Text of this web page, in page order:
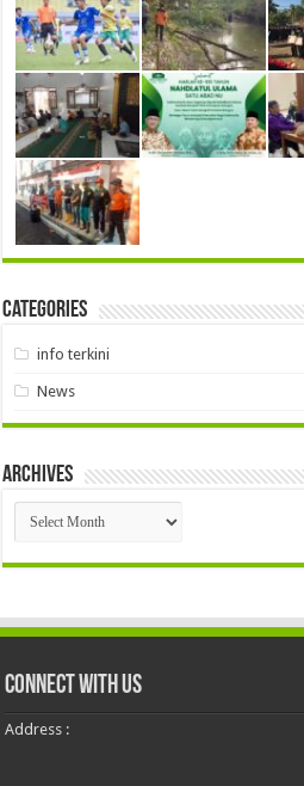
Categories
info terkini
News
Archives
Archives
Connect With Us
Address :